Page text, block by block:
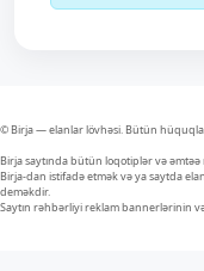
© Birja — elanlar lövhəsi. Bütün
Birja saytında bütün loqotiplər və
Birja-dan istifadə etmək və ya saytda
deməkdir.
Saytın rəhbərliyi reklam bannerlərinin